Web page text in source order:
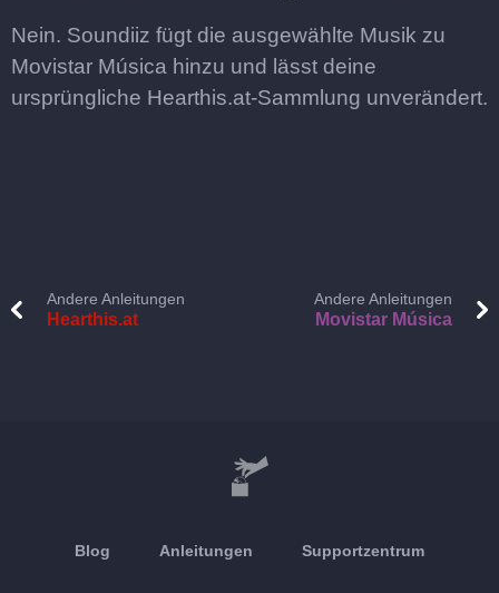
Nein. Soundiiz fügt die ausgewählte Musik zu
Movistar Música hinzu und lässt deine
ursprüngliche Hearthis.at-Sammlung unverändert.
Andere Anleitungen
Hearthis.at
Andere Anleitungen
Movistar Música
Blog Anleitungen Supportzentrum